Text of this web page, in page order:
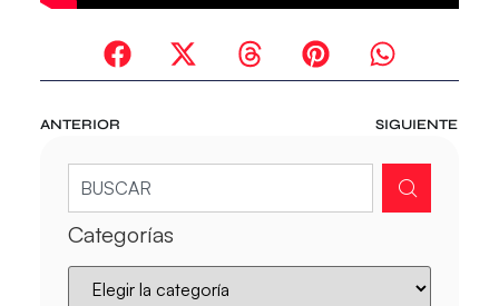
ANTERIOR SIGUIENTE
Categorías